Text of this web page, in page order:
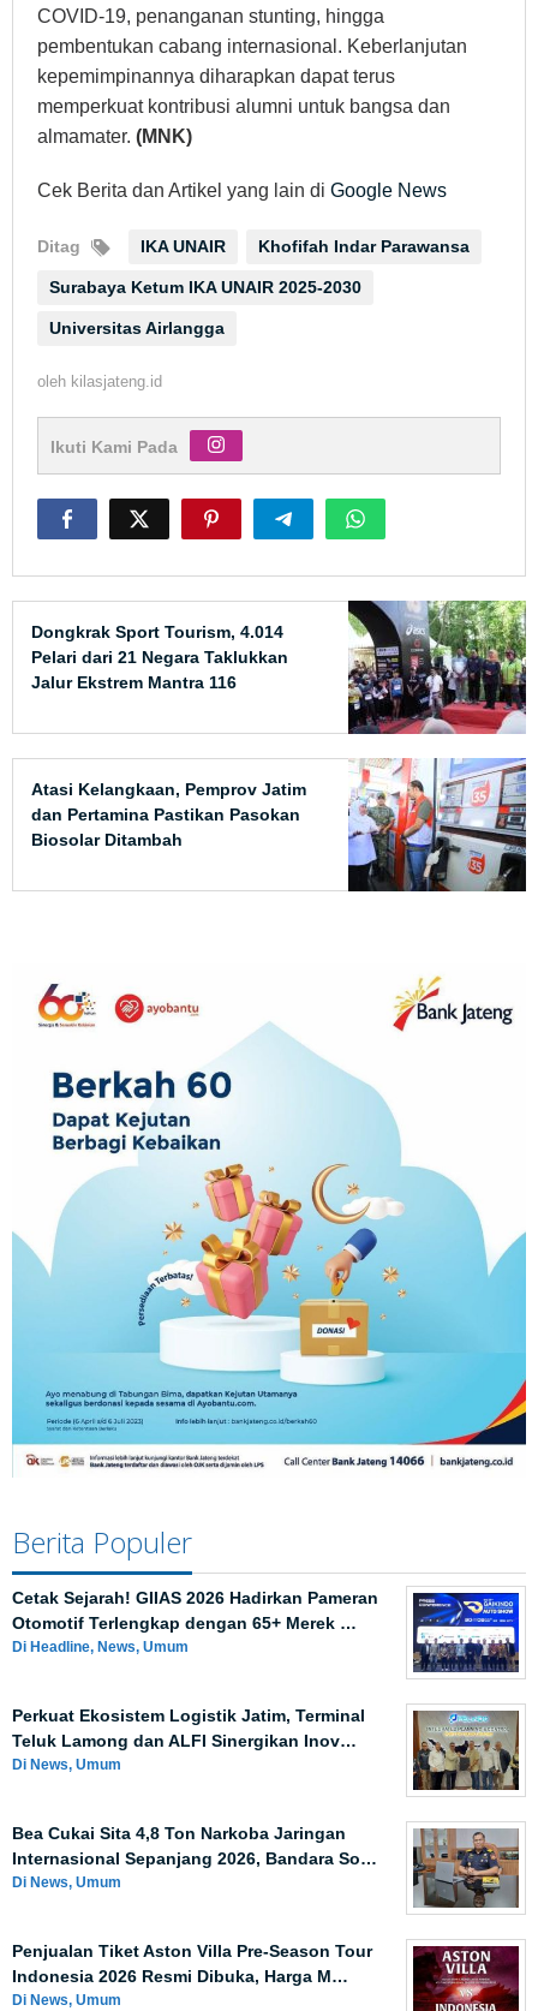
COVID-19, penanganan stunting, hingga
pembentukan cabang internasional. Keberlanjutan
kepemimpinannya diharapkan dapat terus
memperkuat kontribusi alumni untuk bangsa dan
almamater. (MNK)
Cek Berita dan Artikel yang lain di Google News
Ditag IKA UNAIR Khofifah Indar Parawansa
Surabaya Ketum IKA UNAIR 2025-2030
Universitas Airlangga
oleh kilasjateng.id
Ikuti Kami Pada
Dongkrak Sport Tourism, 4.014
Pelari dari 21 Negara Taklukkan
Jalur Ekstrem Mantra 116
Atasi Kelangkaan, Pemprov Jatim
dan Pertamina Pastikan Pasokan
Biosolar Ditambah
Berita Populer
Cetak Sejarah! GIIAS 2026 Hadirkan Pameran
Otomotif Terlengkap dengan 65+ Merek …
Di Headline, News, Umum
Perkuat Ekosistem Logistik Jatim, Terminal
Teluk Lamong dan ALFI Sinergikan Inov…
Di News, Umum
Bea Cukai Sita 4,8 Ton Narkoba Jaringan
Internasional Sepanjang 2026, Bandara So…
Di News, Umum
Penjualan Tiket Aston Villa Pre-Season Tour
Indonesia 2026 Resmi Dibuka, Harga M…
Di News, Umum